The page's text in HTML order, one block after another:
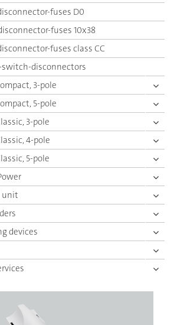
fuses D0
fuses 10x38
fuses class CC
switch-disconnectors
3-pole
5-pole
3-pole
4-pole
5-pole
unit
devices